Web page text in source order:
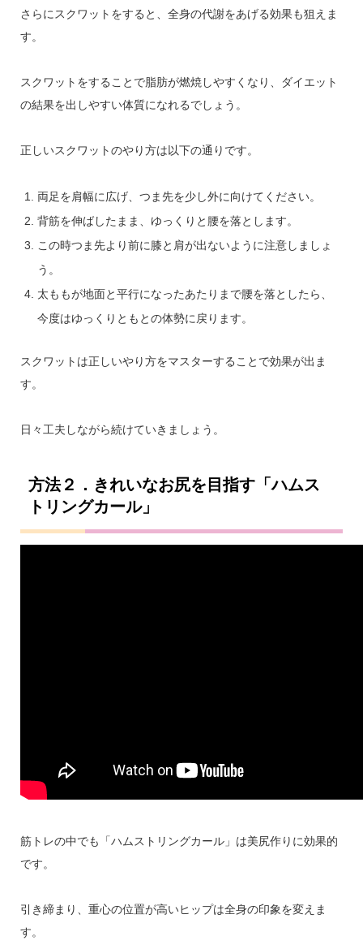
さらにスクワットをすると、全身の代謝をあげる効果も狙えま
す。
スクワットをすることで脂肪が燃焼しやすくなり、ダイエット
の結果を出しやすい体質になれるでしょう。
正しいスクワットのやり方は以下の通りです。
両足を肩幅に広げ、つま先を少し外に向けてください。
背筋を伸ばしたまま、ゆっくりと腰を落とします。
この時つま先より前に膝と肩が出ないように注意しましょ
う。
太ももが地面と平行になったあたりまで腰を落としたら、
今度はゆっくりともとの体勢に戻ります。
スクワットは正しいやり方をマスターすることで効果が出ま
す。
日々工夫しながら続けていきましょう。
方法２．きれいなお尻を目指す「ハムス
トリングカール」
筋トレの中でも「ハムストリングカール」は美尻作りに効果的
です。
引き締まり、重心の位置が高いヒップは全身の印象を変えま
す。